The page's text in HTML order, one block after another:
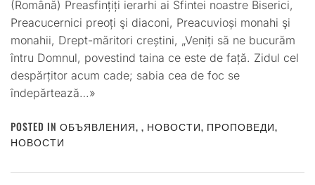
(Română) Preasfințiți ierarhi ai Sfintei noastre Biserici,
Preacucernici preoți şi diaconi, Preacuvioși monahi şi
monahii, Drept-măritori creștini, „Veniți să ne bucurăm
întru Domnul, povestind taina ce este de față. Zidul cel
despărțitor acum cade; sabia cea de foc se
îndepărtează…»
POSTED IN ОБЪЯВЛЕНИЯ, , НОВОСТИ, ПРОПОВЕДИ,
НОВОСТИ